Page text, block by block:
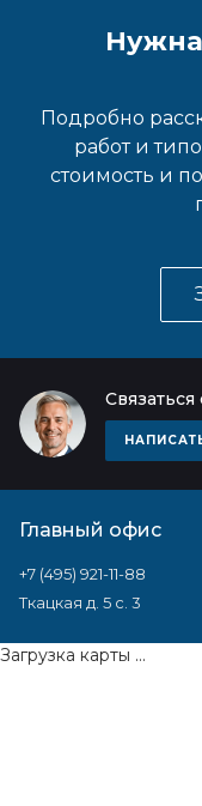
Подробно
работ и
стоимость и
Главный офис
+7 (495) 921-11-88
Ткацкая д. 5 с. 3
Загрузка карты ...